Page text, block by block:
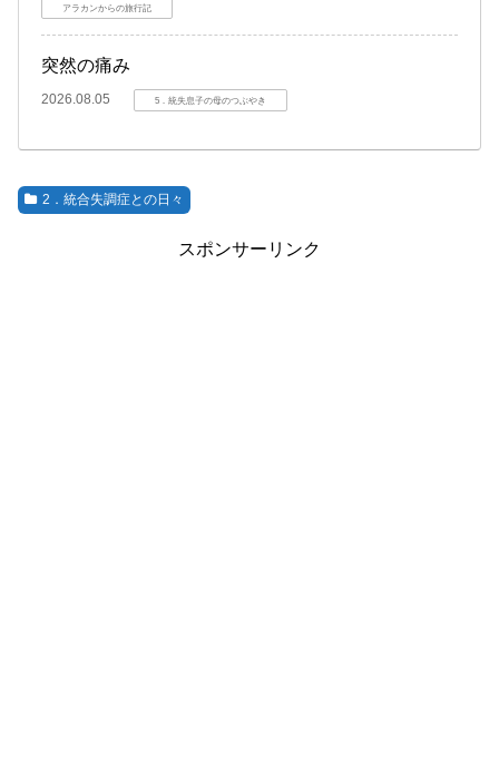
アラカンからの旅行記
突然の痛み
2026.08.05 5．統失息子の母のつぶやき
2．統合失調症との日々
スポンサーリンク